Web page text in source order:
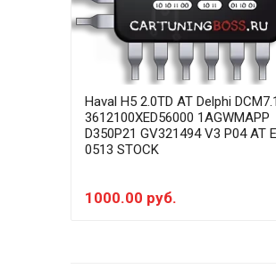
Haval H5 2.0TD AT Delphi
3612100XED56000 1AGWMAPP
D350P21 GV321494 V3 P04 AT
0513 STOCK
1000.00 руб.